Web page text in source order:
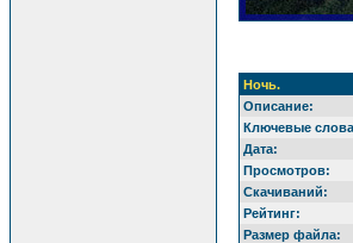
Ночь.
Описание:
Ключевые
Дата:
Просмотров:
Скачиваний:
Рейтинг:
Размер файла: